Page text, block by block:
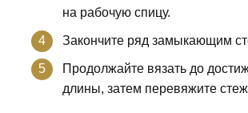
на рабочую спицу.
Закончите ряд замыкающим
Продолжайте вязать до
длины, затем перевяжите